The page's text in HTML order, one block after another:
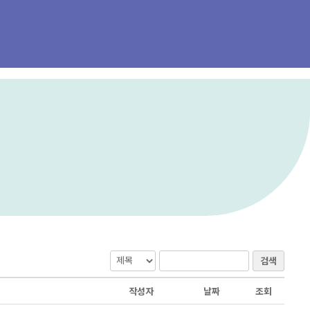
검색
작성자 날짜 조회